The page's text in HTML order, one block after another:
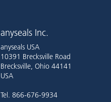
anyseals Inc.
anyseals USA
10391 Brecksville Road
Brecksville, Ohio 44141
USA
Tel. 866-676-9934